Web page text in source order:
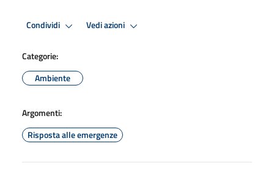
Condividi Vedi azioni
Categorie:
Ambiente
Argomenti:
Risposta alle emergenze